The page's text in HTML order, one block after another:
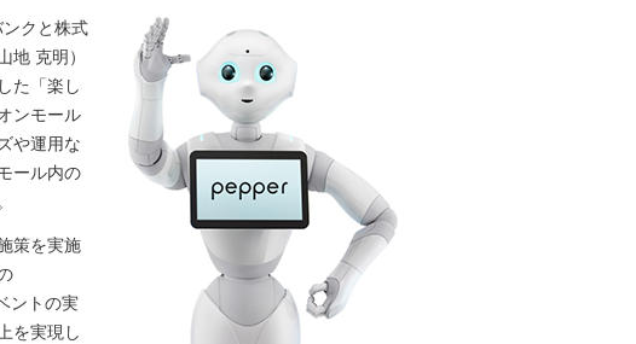
クと株式
克明）
た「楽し
ンモール
や運用な
ール内の
策を実施
ントの実
を実現し